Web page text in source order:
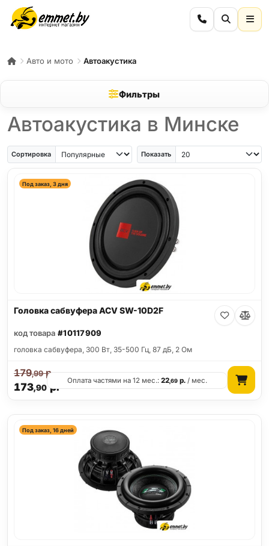
Авто и мото Автоакустика
Фильтры
Автоакустика в Минске
Сортировка Показать
Под заказ, 3 дня
Головка сабвуфера ACV SW-10D2F
код товара #10117909
головка сабвуфера, 300 Вт, 35-500 Гц, 87 дБ, 2 Ом
173,90р.
179,99р.
Оплата частями на 12 мес.:22,69 р. / мес.
Под заказ, 16 дней